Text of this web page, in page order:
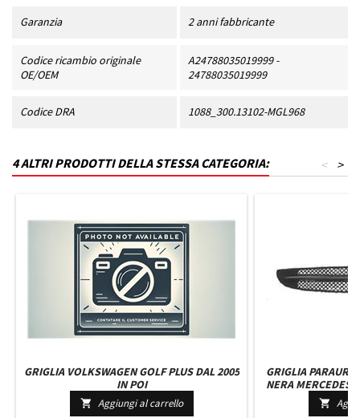
Garanzia 2 anni fabbricante
Codice ricambio originale
OE/OEM
A24788035019999 -
24788035019999
Codice DRA 1088_300.13102-MGL968
4 ALTRI PRODOTTI DELLA STESSA CATEGORIA: >
<
GRIGLIA VOLKSWAGEN GOLF PLUS DAL 2005
IN POI
 Aggiungi al carrello
GRIGLIA
NERA MERCEDES
